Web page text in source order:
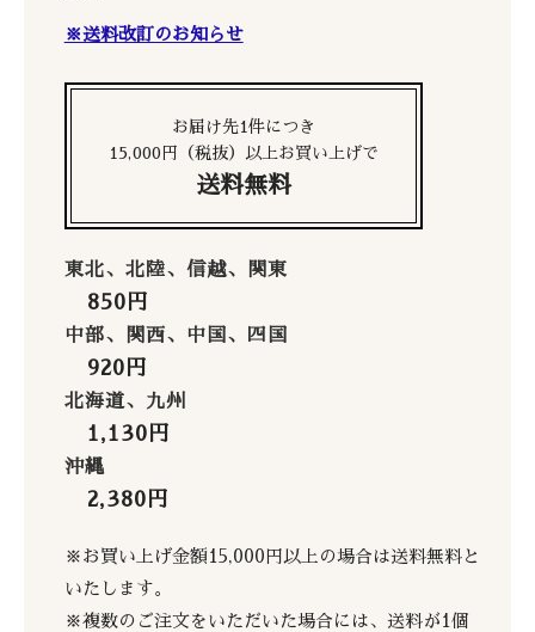
※送料改訂のお知らせ
お届け先1件につき
15,000円（税抜）以上お買い上げで
送料無料
東北、北陸、信越、関東
850円
中部、関西、中国、四国
920円
北海道、九州
1,130円
沖縄
2,380円
※お買い上げ金額15,000円以上の場合は送料無料と
いたします。
※複数のご注文をいただいた場合には、送料が1個